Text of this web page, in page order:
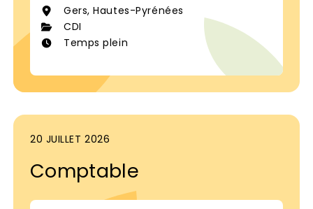
Gers, Hautes-Pyrénées
CDI
Temps plein
20 JUILLET 2026
Comptable